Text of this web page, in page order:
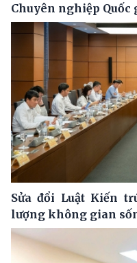
Chuyên nghiệp Quốc
Sửa đổi Luật Kiến
lượng không gian